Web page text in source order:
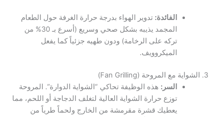
الفائدة: تدوير الهواء بدرجة حرارة الغرفة حول الطعام
المجمد يذيبه بشكل صحي وسريع (أسرع بـ 30% من
تركه على الرخامة) ودون طهيه جزئياً كما يفعل
الميكروويف.
3. الشواية مع المروحة (Fan Grilling)
السر: هذه الوظيفة تحاكي “الشواية الدوارة”. المروحة
توزع حرارة الشواية العالية لتغلف الدجاجة أو اللحم، مما
يعطيك قشرة مقرمشة من الخارج ولحماً طرياً من